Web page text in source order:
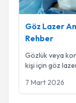
Göz Lazer
Rehber
Gözlük veya
kişi için göz
7 Mart 2026